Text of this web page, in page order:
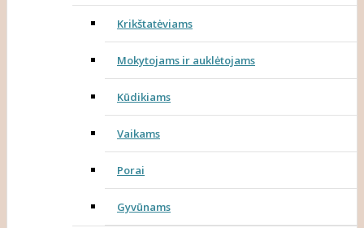
Krikštatėviams
Mokytojams ir auklėtojams
Kūdikiams
Vaikams
Porai
Gyvūnams